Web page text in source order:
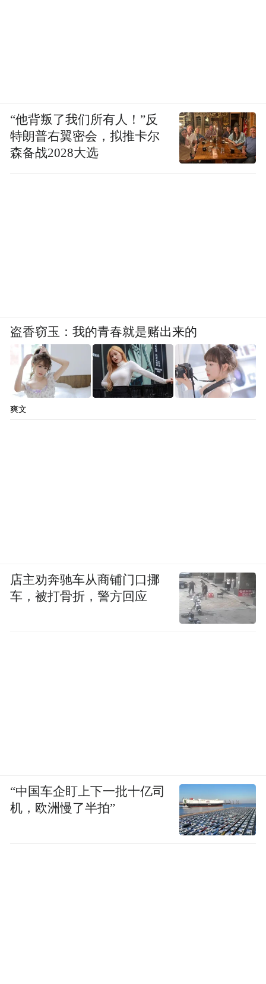
“他背叛了我们所有人！”反
特朗普右翼密会，拟推卡尔
森备战2028大选
盗香窃玉：我的青春就是赌出来的
爽文
店主劝奔驰车从商铺门口挪
车，被打骨折，警方回应
“中国车企盯上下一批十亿司
机，欧洲慢了半拍”